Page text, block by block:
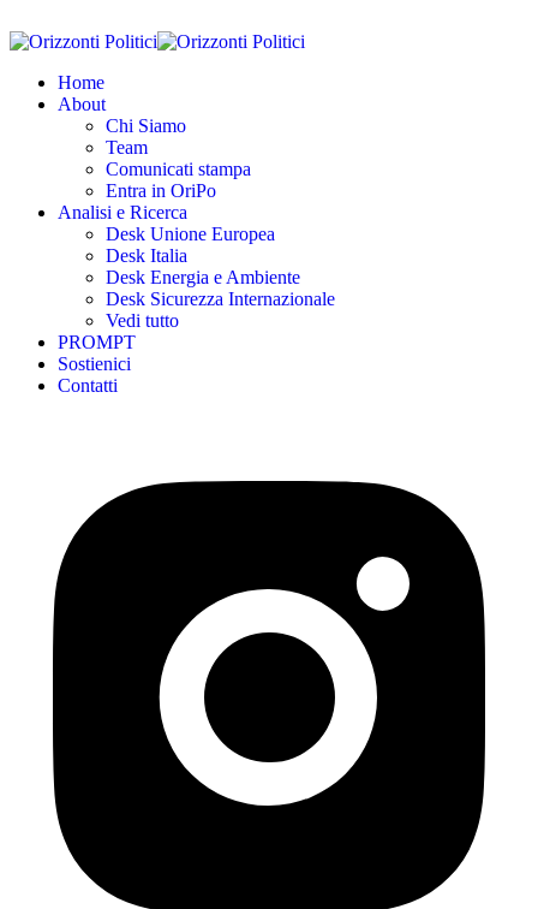
Home
About
Chi Siamo
Team
Comunicati stampa
Entra in OriPo
Analisi e Ricerca
Desk Unione Europea
Desk Italia
Desk Energia e Ambiente
Desk Sicurezza Internazionale
Vedi tutto
PROMPT
Sostienici
Contatti